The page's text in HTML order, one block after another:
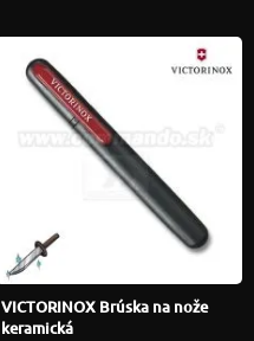
VICTORINOX Brúska na nože
keramická